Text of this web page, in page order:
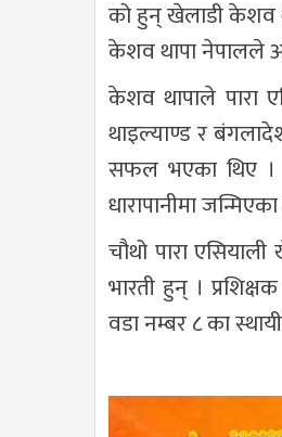
को हुन् खेलाडी केशव
केशव थापा नेपालले
केशव थापाले पारा
थाइल्याण्ड र
सफल भएका थिए ।
धारापानीमा
चौथो पारा
भारती हुन् ।
वडा नम्बर ८ का